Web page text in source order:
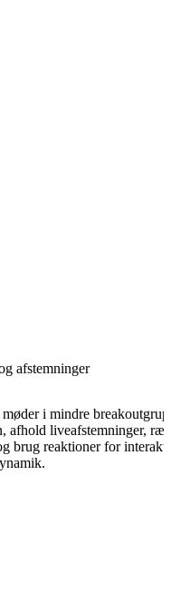
afstemninger
i mindre
afhold liveafstemninger, ræk
brug reaktioner for